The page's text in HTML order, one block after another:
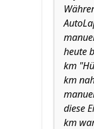
heute
km
km
diese
km